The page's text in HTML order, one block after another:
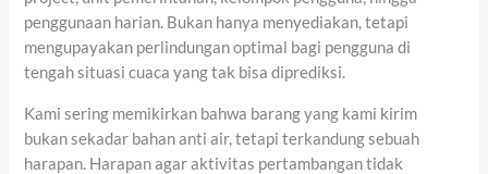
penggunaan harian. Bukan hanya menyediakan, tetapi
mengupayakan perlindungan optimal bagi pengguna di
tengah situasi cuaca yang tak bisa diprediksi.
Kami sering memikirkan bahwa barang yang kami kirim
bukan sekadar bahan anti air, tetapi terkandung sebuah
harapan. Harapan agar aktivitas pertambangan tidak